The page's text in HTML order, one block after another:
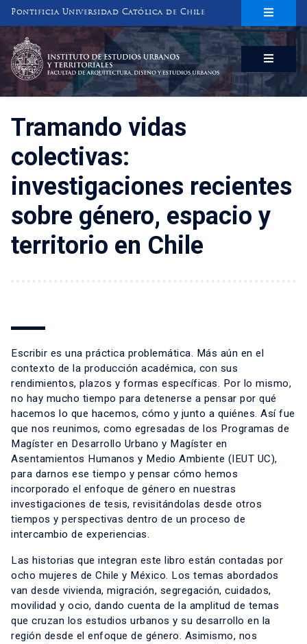
Pontificia Universidad Católica de Chile
INSTITUTO DE ESTUDIOS URBANOS
Y TERRITORIALES
FACULTAD DE ARQUITECTURA, DISEÑO Y ESTUDIOS URBANOS
Tramando vidas
colectivas:
investigaciones recientes
sobre género, espacio y
territorio en Chile
Escribir es una práctica problemática. Más aún en el
contexto de la producción académica, con sus
rendimientos, plazos y formas específicas. Por lo mismo,
no hay mucho tiempo para detenerse a pensar por qué
hacemos lo que hacemos, cómo y junto a quiénes. Así fue
que nos reunimos, como egresadas de los Programas de
Magíster en Desarrollo Urbano y Magíster en
Asentamientos Humanos y Medio Ambiente (IEUT UC),
para darnos ese tiempo y pensar cómo hemos
incorporado el enfoque de género en nuestras
investigaciones de tesis, revisitándolas desde otros
tiempos y perspectivas dentro de un proceso de
intercambio de experiencias.
Las historias que integran este libro están contadas por
ocho mujeres de Chile y México. Los temas abordados
van desde vivienda, migración, segregación, cuidados,
movilidad y ocio, dando cuenta de la amplitud de temas
que cruzan los estudios urbanos y su desarrollo en la
región desde el enfoque de género. Asimismo, nos